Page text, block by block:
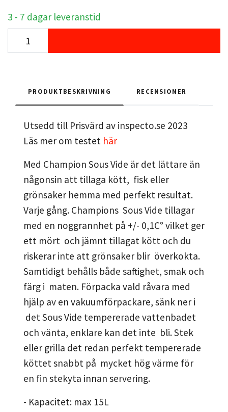
3 - 7 dagar leveranstid
PRODUKTBESKRIVNING RECENSIONER
Utsedd till Prisvärd av inspecto.se 2023
Läs mer om testet här
Med Champion Sous Vide är det lättare än
någonsin att tillaga kött, fisk eller
grönsaker hemma med perfekt resultat.
Varje gång. Champions Sous Vide tillagar
med en noggrannhet på +/- 0,1C° vilket ger
ett mört och jämnt tillagat kött och du
riskerar inte att grönsaker blir överkokta.
Samtidigt behålls både saftighet, smak och
färg i maten. Förpacka vald råvara med
hjälp av en vakuumförpackare, sänk ner i
det Sous Vide tempererade vattenbadet
och vänta, enklare kan det inte bli. Stek
eller grilla det redan perfekt tempererade
köttet snabbt på mycket hög värme för
en fin stekyta innan servering.
- Kapacitet: max 15L